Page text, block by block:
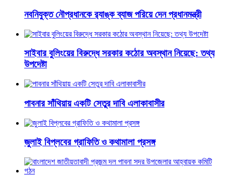
নবনিযুক্ত নৌপ্রধানকে র‌্যাঙ্ক ব্যাজ পরিয়ে দেন প্রধানমন্ত্রী
সাইবার বুলিংয়ের বিরুদ্ধে সরকার কঠোর অবস্থান নিয়েছে: তথ্য
উপদেষ্টা
পাবনার সাঁথিয়ায় একটি সেতুর দাবি এলাকাবাসীর
জুলাই বিপ্লবের গ্রাফিতি ও কথামালা প্রসঙ্গ